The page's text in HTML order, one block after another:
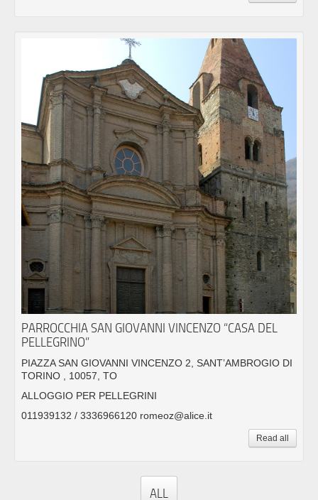
PARROCCHIA SAN GIOVANNI VINCENZO “CASA DEL
PELLEGRINO”
PIAZZA SAN GIOVANNI VINCENZO 2, SANT’AMBROGIO DI
TORINO , 10057, TO
ALLOGGIO PER PELLEGRINI
011939132 / 3336966120 romeoz@alice.it
Read all
ALL